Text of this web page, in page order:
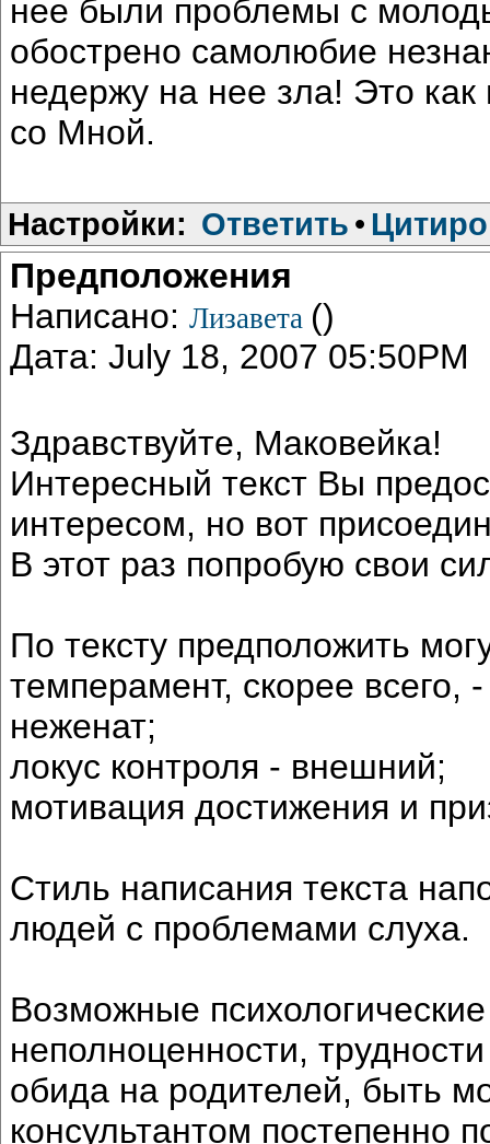
нее были проблемы с
обострено самолюбие
недержу на нее зла! Это
со Мной.
Настройки: Ответить •
Предположения
Написано: Лизавета ()
Дата: July 18, 2007 05:50PM
Здравствуйте, Маковейка!
Интересный текст Вы
интересом, но вот
В этот раз попробую свои
По тексту предположить
темперамент, скорее всего,
неженат;
локус контроля - внешний;
мотивация достижения и
Стиль написания текста
людей с проблемами слуха.
Возможные
неполноценности,
обида на родителей, быть
консультантом постепенно